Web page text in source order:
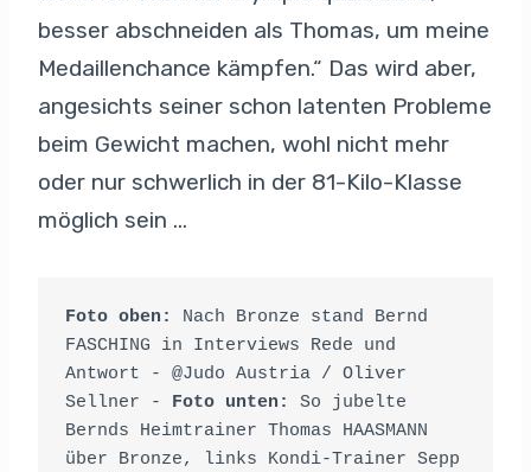
besser abschneiden als Thomas, um meine
Medaillenchance kämpfen.“ Das wird aber,
angesichts seiner schon latenten Probleme
beim Gewicht machen, wohl nicht mehr
oder nur schwerlich in der 81-Kilo-Klasse
möglich sein …
Foto oben:
Nach Bronze stand Bernd
FASCHING in Interviews Rede und
Antwort - @Judo Austria / Oliver
Sellner - Foto unten:
So jubelte
Bernds Heimtrainer Thomas HAASMANN
über Bronze, links Kondi-Trainer Sepp